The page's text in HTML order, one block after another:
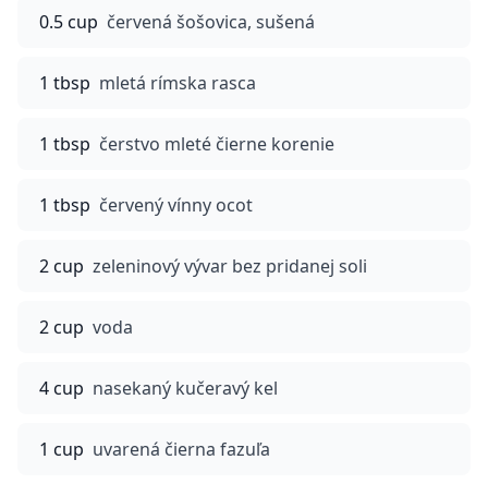
0.5 cup červená šošovica, sušená
1 tbsp mletá rímska rasca
1 tbsp čerstvo mleté čierne korenie
1 tbsp červený vínny ocot
2 cup zeleninový vývar bez pridanej soli
2 cup voda
4 cup nasekaný kučeravý kel
1 cup uvarená čierna fazuľa